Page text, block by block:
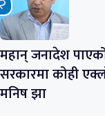
महान् जनादेश
सरकारमा कोही
मनिष झा